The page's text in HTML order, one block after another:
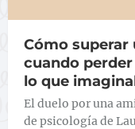
Cómo superar
cuando
lo que
El duelo por una
de psicología de